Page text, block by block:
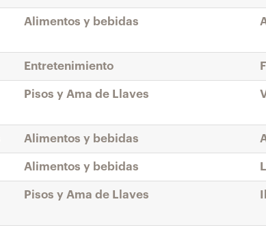
Alimentos y bebidas
Entretenimiento
Pisos y Ama de Llaves
Alimentos y bebidas
Alimentos y bebidas
Pisos y Ama de Llaves